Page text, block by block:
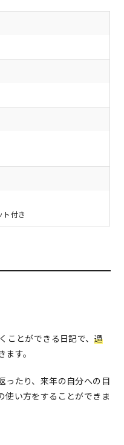
ト付き
とができる日記で、 過
ます。
ったり、来年の自分への目
使い方をすることができま